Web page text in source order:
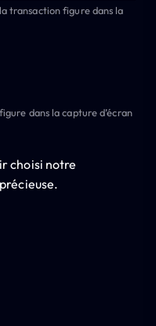
transaction figure dans la
dans la capture d’écran
choisi notre